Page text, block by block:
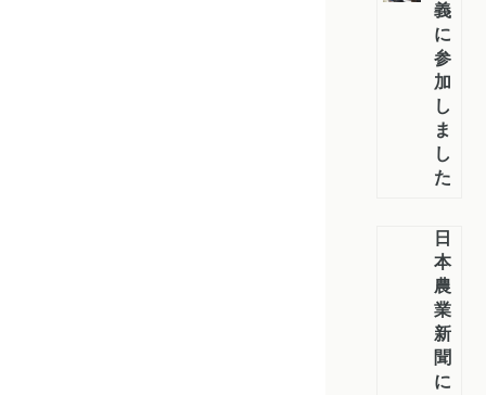
義
に
参
加
し
ま
し
た
日
本
農
業
新
聞
に